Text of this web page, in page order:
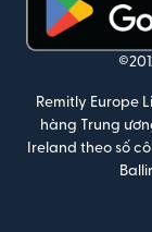
(mở trong cửa
Remitly Europe
hàng Trung
Ireland theo số